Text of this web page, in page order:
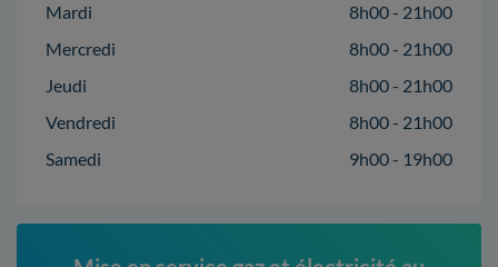
Mardi
8h00 - 21h00
Mercredi
8h00 - 21h00
Jeudi
8h00 - 21h00
Vendredi
8h00 - 21h00
Samedi
9h00 - 19h00